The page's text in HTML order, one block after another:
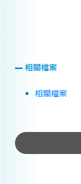
相關檔案
相關檔案